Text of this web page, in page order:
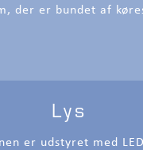
der er bundet af
Lys
er udstyret med